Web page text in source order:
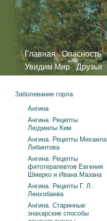
Главная Опасность
Увидим Мир
Друзья
Заболевание горла
Ангина
Ангина. Рецепты
Людмилы Ким
Ангина. Рецепты Михаила
Либинтова
Ангина. Рецепты
фитотерапевтов Евгения
Шмерко и Ивана Мазана
Ангина. Рецепты Г. Л.
Ленхобаева
Ангина. Старинные
знахарские способы